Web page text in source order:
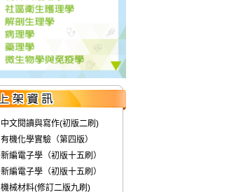
中文閱讀與寫作(初版二刷)
有機化學實驗（第四版）
新編電子學（初版十五刷）
新編電子學（初版十五刷）
機械材料(修訂二版九刷)